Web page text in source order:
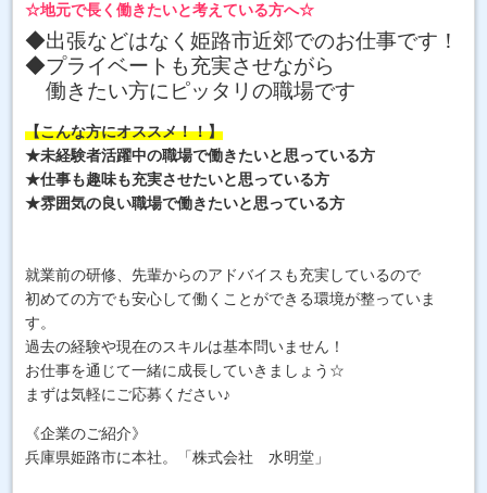
☆地元で長く働きたいと考えている方へ☆
◆出張などはなく姫路市近郊でのお仕事です！
◆プライベートも充実させながら
働きたい方にピッタリの職場です
【こんな方にオススメ！！】
★未経験者活躍中の職場で働きたいと思っている方
★仕事も趣味も充実させたいと思っている方
★雰囲気の良い職場で働きたいと思っている方
就業前の研修、先輩からのアドバイスも充実しているので
初めての方でも安心して働くことができる環境が整っていま
す。
過去の経験や現在のスキルは基本問いません！
お仕事を通じて一緒に成長していきましょう☆
まずは気軽にご応募ください♪
《企業のご紹介》
兵庫県姫路市に本社。「株式会社 水明堂」